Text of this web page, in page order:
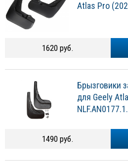
Atlas Pro
1620 руб.
Брызговики
для Geely
1490 руб.